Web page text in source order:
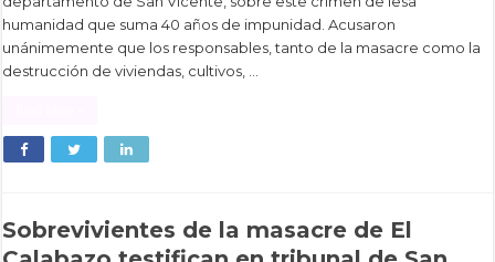
humanidad que suma 40 años de impunidad. Acusaron
unánimemente que los responsables, tanto de la masacre como la
destrucción de viviendas, cultivos, …
Sobrevivientes de la masacre de El